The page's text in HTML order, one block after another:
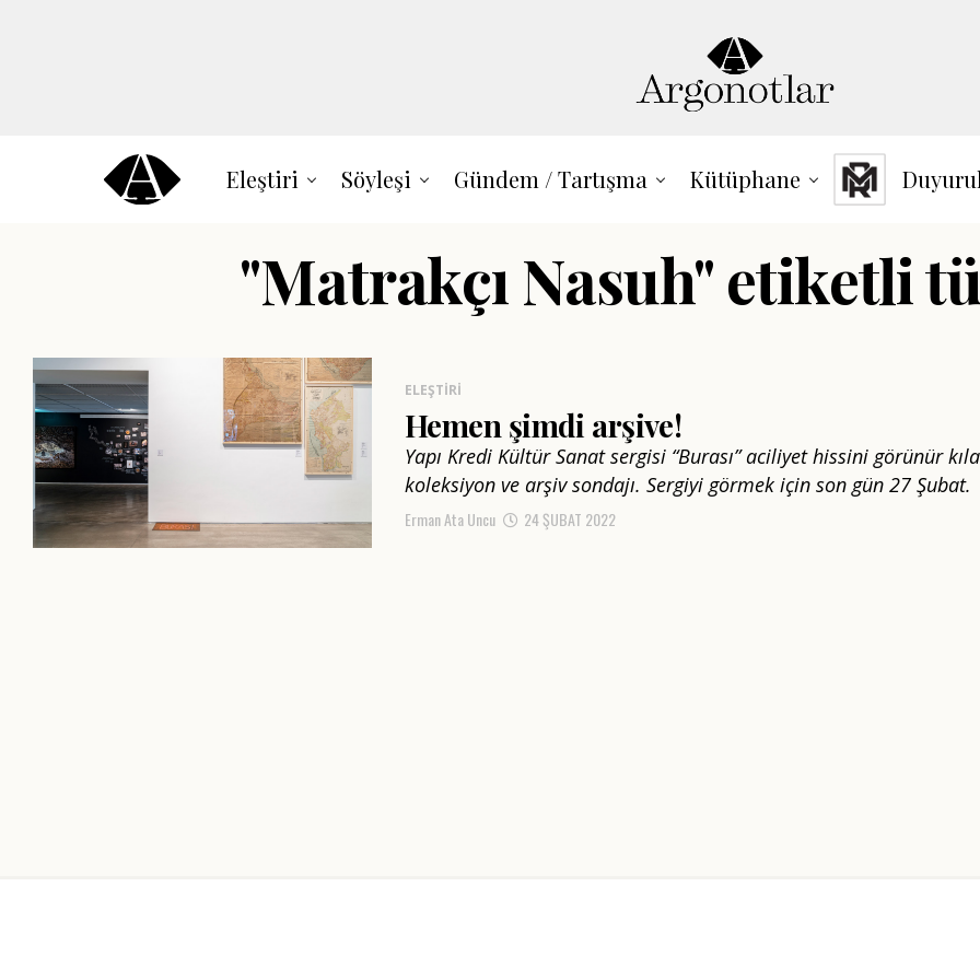
Eleştiri Söyleşi Gündem / Tartışma Kütüphane
"Matrakçı Nasuh" etiketli
ELEŞTIRI
Hemen şimdi arşive!
Yapı Kredi Kültür Sanat sergisi “Burası” aciliyet hissini görünür
koleksiyon ve arşiv sondajı. Sergiyi görmek için son gün 27 Şubat.
Erman Ata Uncu 24 ŞUBAT 2022